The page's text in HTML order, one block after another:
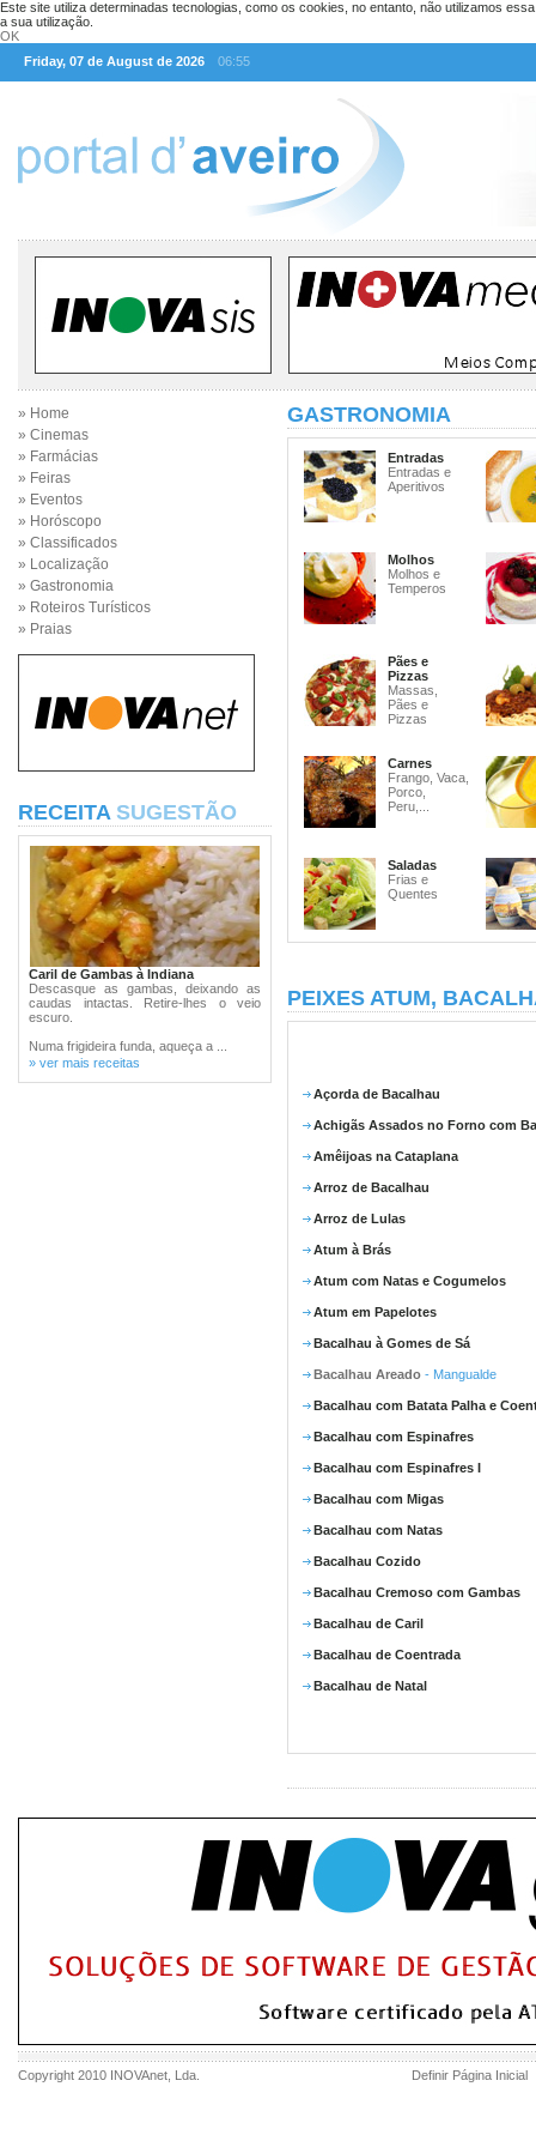
Este site utiliza determinadas tecnologias, como os cookies, no entanto, não utilizamos
a sua utilização.
OK
Friday, 07 de August de 2026
06:55
» Home
» Cinemas
» Farmácias
» Feiras
» Eventos
» Horóscopo
» Classificados
» Localização
» Gastronomia
» Roteiros Turísticos
» Praias
RECEITA SUGESTÃO
Caril de Gambas à Indiana
Descasque as gambas, deixando as
caudas intactas. Retire-lhes o veio
escuro.
Numa frigideira funda, aqueça a ...
» ver mais receitas
GASTRONOMIA
Entradas
Entradas e
Aperitivos
Molhos
Molhos e
Temperos
Pães e
Pizzas
Massas,
Pães e
Pizzas
Carnes
Frango, Vaca,
Porco,
Peru,...
Saladas
Frias e
Quentes
PEIXES ATUM,
Açorda de Bacalhau
Achigãs Assados no Forno com
Amêijoas na Cataplana
Arroz de Bacalhau
Arroz de Lulas
Atum à Brás
Atum com Natas e Cogumelos
Atum em Papelotes
Bacalhau à Gomes de Sá
Bacalhau Areado - Mangualde
Bacalhau com Batata Palha e
Bacalhau com Espinafres
Bacalhau com Espinafres I
Bacalhau com Migas
Bacalhau com Natas
Bacalhau Cozido
Bacalhau Cremoso com Gambas
Bacalhau de Caril
Bacalhau de Coentrada
Bacalhau de Natal
Copyright 2010 INOVAnet , Lda. Definir Página Inicial